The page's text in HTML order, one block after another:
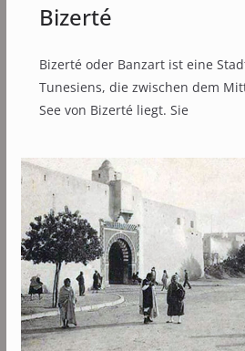
Bizerté
Bizerté oder Banzart ist eine
Tunesiens, die zwischen dem
See von Bizerté liegt. Sie